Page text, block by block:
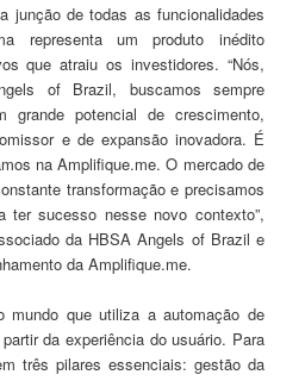
junção de todas as funcionalidades
representa um produto inédito
que atraiu os investidores. “Nós,
of Brazil, buscamos sempre
potencial de crescimento,
e de expansão inovadora. É
na Amplifique.me. O mercado de
transformação e precisamos
ter sucesso nesse novo contexto”,
da HBSA Angels of Brazil e
da Amplifique.me.
que utiliza a automação de
da experiência do usuário. Para
três pilares essenciais: gestão da